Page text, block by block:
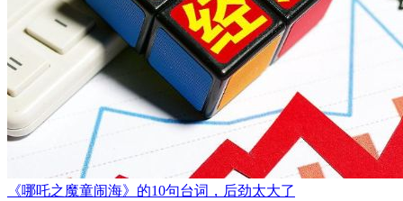
《哪吒之魔童闹海》的10句台词，后劲太大了